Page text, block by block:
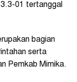
01 tertanggal
bagian
serta
Pemkab Mimika.